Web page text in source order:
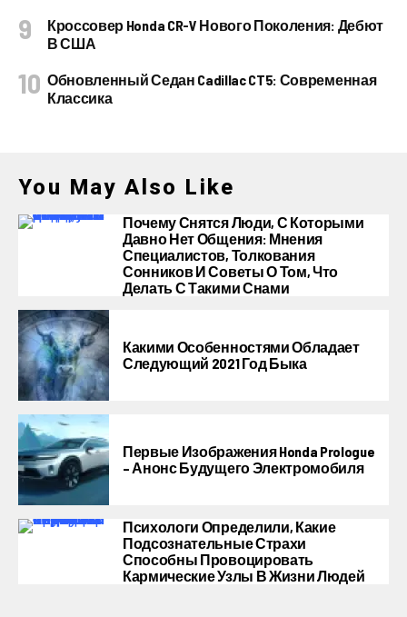
Кроссовер Honda CR-V Нового Поколения: Дебют
В США
Обновленный Седан Cadillac CT5: Современная
Классика
You May Also Like
Почему Снятся Люди, С Которыми
Давно Нет Общения: Мнения
Специалистов, Толкования
Сонников И Советы О Том, Что
Делать С Такими Снами
Какими Особенностями Обладает
Следующий 2021 Год Быка
Первые Изображения Honda Prologue
– Анонс Будущего Электромобиля
Психологи Определили, Какие
Подсознательные Страхи
Способны Провоцировать
Кармические Узлы В Жизни Людей